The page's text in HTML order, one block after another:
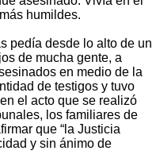
humildes.
pedía desde lo alto de un
de mucha gente, a
en medio de la
de testigos y tuvo
el acto que se realizó
los familiares de
que “la Justicia
y sin ánimo de